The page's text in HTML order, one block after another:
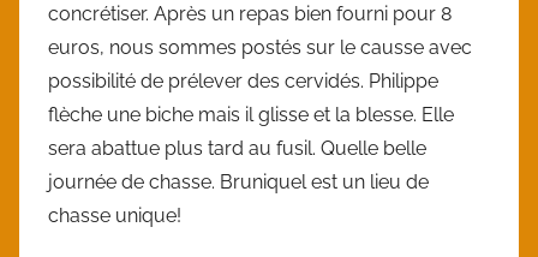
concrétiser. Après un repas bien fourni pour 8
euros, nous sommes postés sur le causse avec
possibilité de prélever des cervidés. Philippe
flèche une biche mais il glisse et la blesse. Elle
sera abattue plus tard au fusil. Quelle belle
journée de chasse. Bruniquel est un lieu de
chasse unique!